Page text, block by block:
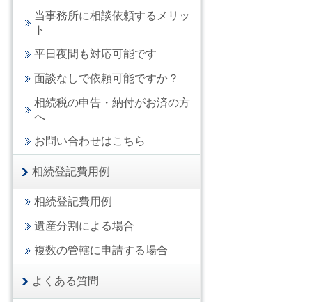
当事務所に相談依頼するメリッ
ト
平日夜間も対応可能です
面談なしで依頼可能ですか？
相続税の申告・納付がお済の方
へ
お問い合わせはこちら
相続登記費用例
相続登記費用例
遺産分割による場合
複数の管轄に申請する場合
よくある質問